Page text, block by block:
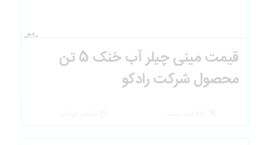
قیمت مینی چیلر آب خنک 5 تن
محصول شرکت رادکو